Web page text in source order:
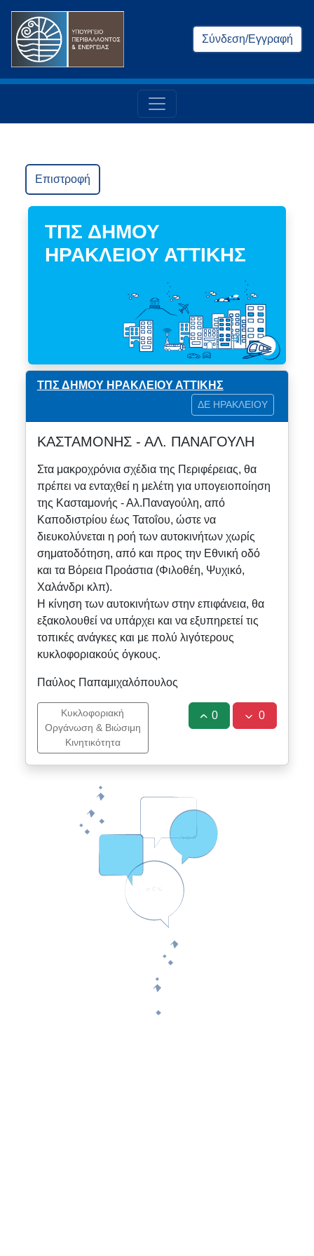
Σύνδεση/Εγγραφή
Επιστροφή
ΤΠΣ ΔΗΜΟΥ
ΗΡΑΚΛΕΙΟΥ ΑΤΤΙΚΗΣ
ΤΠΣ ΔΗΜΟΥ ΗΡΑΚΛΕΙΟΥ ΑΤΤΙΚΗΣ
ΔΕ ΗΡΑΚΛΕΙΟΥ
ΚΑΣΤΑΜΟΝΗΣ - ΑΛ. ΠΑΝΑΓΟΥΛΗ
Στα μακροχρόνια σχέδια της Περιφέρειας, θα
πρέπει να ενταχθεί η μελέτη για υπογειοποίηση
της Κασταμονής - Αλ.Παναγούλη, από
Καποδιστρίου έως Τατοΐου, ώστε να
διευκολύνεται η ροή των αυτοκινήτων χωρίς
σηματοδότηση, από και προς την Εθνική οδό
και τα Βόρεια Προάστια (Φιλοθέη, Ψυχικό,
Χαλάνδρι κλπ).
Η κίνηση των αυτοκινήτων στην επιφάνεια, θα
εξακολουθεί να υπάρχει και να εξυπηρετεί τις
τοπικές ανάγκες και με πολύ λιγότερους
κυκλοφοριακούς όγκους.
Παύλος Παπαμιχαλόπουλος
Κυκλοφοριακή
Οργάνωση & Βιώσιμη
Κινητικότητα
0 0